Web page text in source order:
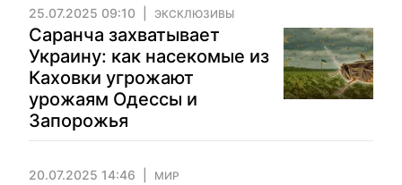
25.07.2025 09:10 ЭКСКЛЮЗИВЫ
Саранча захватывает
Украину: как насекомые из
Каховки угрожают
урожаям Одессы и
Запорожья
20.07.2025 14:46 МИР